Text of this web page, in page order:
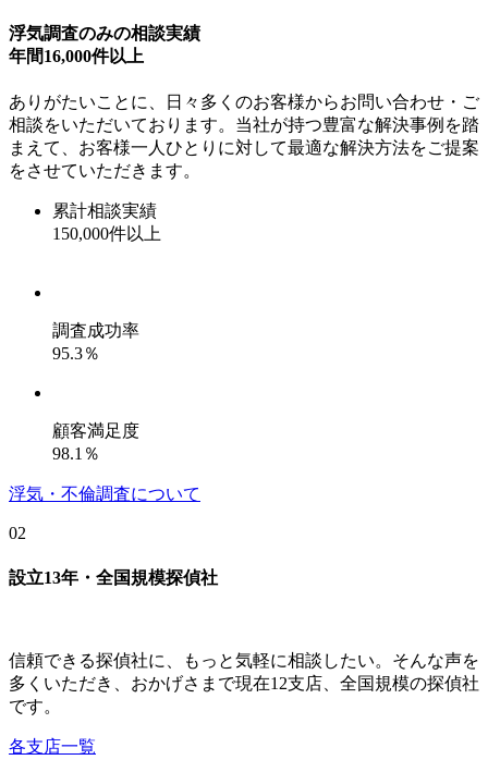
浮気調査のみの相談実績
年間16,000件以上
ありがたいことに、日々多くのお客様からお問い合わせ・ご
相談をいただいております。当社が持つ豊富な解決事例を踏
まえて、お客様一人ひとりに対して最適な解決方法をご提案
をさせていただきます。
累計相談実績
150,000件以上
調査成功率
95.3％
顧客満足度
98.1 ％
浮気・不倫調査について
02
設立13年・全国規模探偵社
信頼できる探偵社に、もっと気軽に相談したい。そんな声を
多くいただき、おかげさまで現在12支店、全国規模の探偵社
です。
各支店一覧